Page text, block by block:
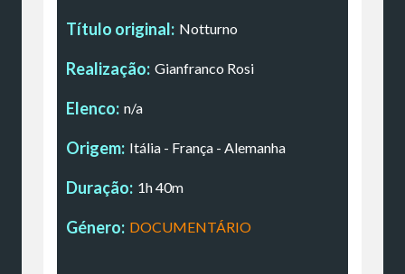
Título original: Notturno
Realização: Gianfranco Rosi
Elenco: n/a
Origem: Itália - França - Alemanha
Duração: 1h 40m
Género: DOCUMENTÁRIO